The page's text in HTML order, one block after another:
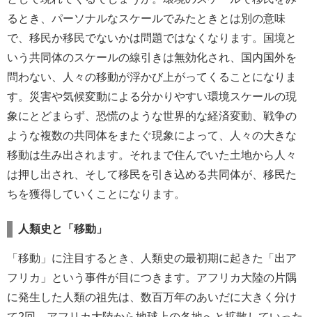
るとき、パーソナルなスケールでみたときとは別の意味
で、移民か移民でないかは問題ではなくなります。国境と
いう共同体のスケールの線引きは無効化され、国内国外を
問わない、人々の移動が浮かび上がってくることになりま
す。災害や気候変動による分かりやすい環境スケールの現
象にとどまらず、恐慌のような世界的な経済変動、戦争の
ような複数の共同体をまたぐ現象によって、人々の大きな
移動は生み出されます。それまで住んでいた土地から人々
は押し出され、そして移民を引き込める共同体が、移民た
ちを獲得していくことになります。
人類史と「移動」
「移動」に注目するとき、人類史の最初期に起きた「出ア
フリカ」という事件が目につきます。アフリカ大陸の片隅
に発生した人類の祖先は、数百万年のあいだに大きく分け